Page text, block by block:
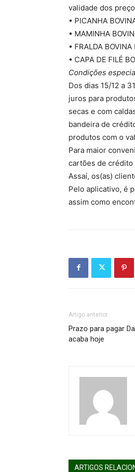
validade dos
• PICANHA
• MAMINHA
• FRALDA
• CAPA DE FILÉ
Condições
Dos dias 15/12 a
juros para
secas e com
bandeira de
produtos com o
Para maior
cartões de crédito
Assaí, os(as)
Pelo aplicativo, é
assim como
Artigo anterior
Prazo para pagar
acaba hoje
ARTIGOS